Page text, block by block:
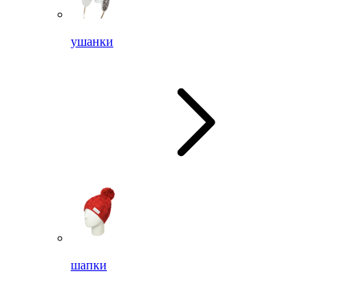
ушанки
шапки